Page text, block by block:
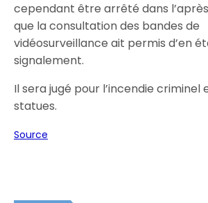
cependant être arrêté dans
que la consultation des bandes de
vidéosurveillance ait permis d’en
signalement.
Il sera jugé pour l’incendie criminel
statues.
Source